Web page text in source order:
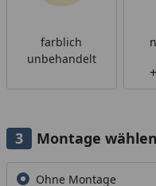
farblich
unbehandelt
Montage wählen
Ohne Montage